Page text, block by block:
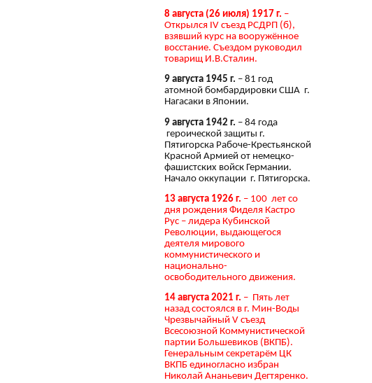
8 августа (26 июля) 1917 г. –
Открылся IV съезд РСДРП (б),
взявший курс на вооружённое
восстание. Съездом руководил
товарищ И.В.Сталин.
9 августа 1945 г. – 81 год
атомной бомбардировки США г.
Нагасаки в Японии.
9 августа 1942 г. – 84 года
героической защиты г.
Пятигорска Рабоче-Крестьянской
Красной Армией от немецко-
фашистских войск Германии.
Начало оккупации г. Пятигорска.
13 августа 1926 г. – 100 лет со
дня рождения Фиделя Кастро
Рус – лидера Кубинской
Революции, выдающегося
деятеля мирового
коммунистического и
национально-
освободительного движения.
14 августа 2021 г. – Пять лет
назад состоялся в г. Мин-Воды
Чрезвычайный V съезд
Всесоюзной Коммунистической
партии Большевиков (ВКПБ).
Генеральным секретарём ЦК
ВКПБ единогласно избран
Николай Ананьевич Дегтяренко.